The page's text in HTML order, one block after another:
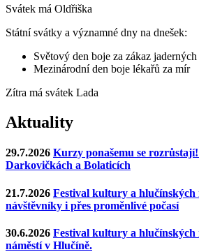
Svátek má Oldřiška
Státní svátky a významné dny na dnešek:
Světový den boje za zákaz
Mezinárodní den boje lékařů za mír
Zítra má svátek Lada
Aktuality
29.7.2026 Kurzy ponašemu se
Darkovičkách a Bolaticích
21.7.2026 Festival kultury a hlučínských
návštěvníky i přes proměnlivé počasí
30.6.2026 Festival kultury a hlučínských
náměstí v Hlučíně.